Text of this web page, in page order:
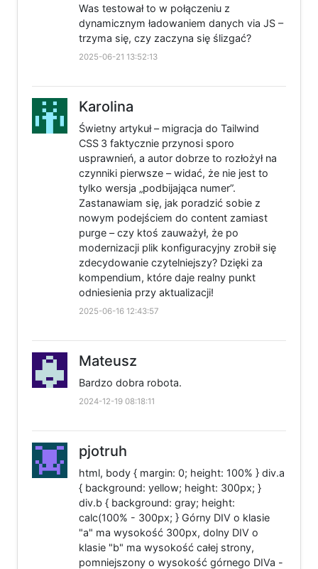
Was testował to w połączeniu z
dynamicznym ładowaniem danych via JS –
trzyma się, czy zaczyna się ślizgać?
2025-06-21 13:52:13
Karolina
Świetny artykuł – migracja do Tailwind
CSS 3 faktycznie przynosi sporo
usprawnień, a autor dobrze to rozłożył na
czynniki pierwsze – widać, że nie jest to
tylko wersja „podbijająca numer”.
Zastanawiam się, jak poradzić sobie z
nowym podejściem do content zamiast
purge – czy ktoś zauważył, że po
modernizacji plik konfiguracyjny zrobił się
zdecydowanie czytelniejszy? Dzięki za
kompendium, które daje realny punkt
odniesienia przy aktualizacji!
2025-06-16 12:43:57
Mateusz
Bardzo dobra robota.
2024-12-19 08:18:11
pjotruh
html, body { margin: 0; height: 100% } div.a
{ background: yellow; height: 300px; }
div.b { background: gray; height:
calc(100% - 300px; } Górny DIV o klasie
"a" ma wysokość 300px, dolny DIV o
klasie "b" ma wysokość całej strony,
pomniejszony o wysokość górnego DIVa -